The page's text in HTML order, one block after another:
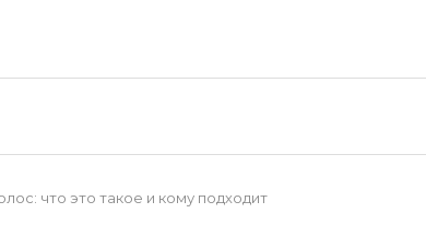
что это такое и кому подходит